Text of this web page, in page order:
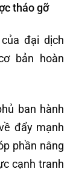
tháo gỡ
đại dịch
bản hoàn
ban hành
đẩy mạnh
phần nâng
cạnh tranh